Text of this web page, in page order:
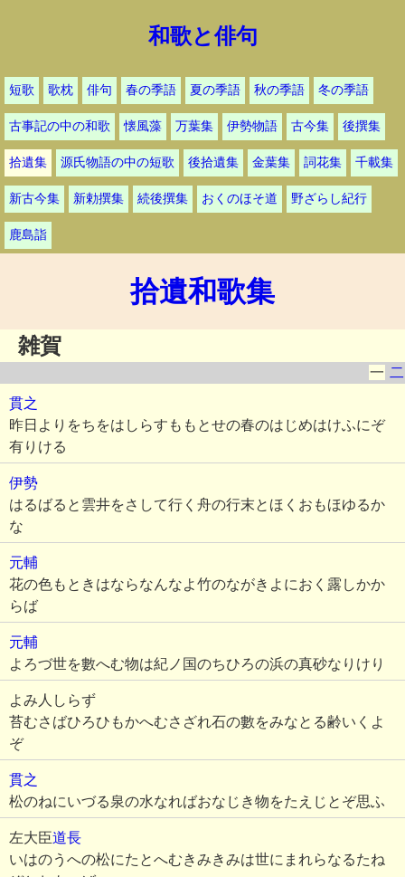
和歌と俳句
短歌 歌枕 俳句 春の季語 夏の季語 秋の季語 冬の季語
古事記の中の和歌 懐風藻 万葉集 伊勢物語 古今集 後撰集
拾遺集 源氏物語の中の短歌 後拾遺集 金葉集 詞花集 千載集
新古今集 新勅撰集 続後撰集 おくのほそ道 野ざらし紀行
鹿島詣
拾遺和歌集
雑賀
一 二
貫之
昨日よりをちをはしらすももとせの春のはじめはけふにぞ
有りける
伊勢
はるばると雲井をさして行く舟の行末とほくおもほゆるか
な
元輔
花の色もときはならなんなよ竹のながきよにおく露しかか
らば
元輔
よろづ世を數へむ物は紀ノ国のちひろの浜の真砂なりけり
よみ人しらず
苔むさばひろひもかへむさざれ石の數をみなとる齢いくよ
ぞ
貫之
松のねにいづる泉の水なればおなじき物をたえじとぞ思ふ
左大臣道長
いはのうへの松にたとへむきみきみは世にまれらなるたね